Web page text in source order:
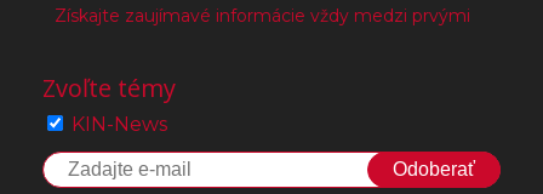
Získajte zaujímavé informácie vždy medzi prvými
Zvoľte témy
KIN-News
Odoberať